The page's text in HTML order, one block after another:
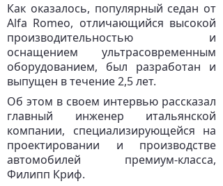
Как оказалось, популярный седан от
Alfa Romeo, отличающийся высокой
производительностью и
оснащением ультрасовременным
оборудованием, был разработан и
выпущен в течение 2,5 лет.
Об этом в своем интервью рассказал
главный инженер итальянской
компании, специализирующейся на
проектировании и производстве
автомобилей премиум-класса,
Филипп Криф.